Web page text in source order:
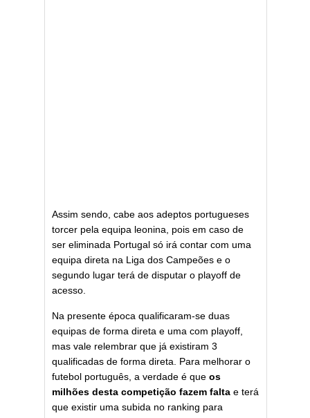
Assim sendo, cabe aos adeptos portugueses
torcer pela equipa leonina, pois em caso de
ser eliminada Portugal só irá contar com uma
equipa direta na Liga dos Campeões e o
segundo lugar terá de disputar o playoff de
acesso.
Na presente época qualificaram-se duas
equipas de forma direta e uma com playoff,
mas vale relembrar que já existiram 3
qualificadas de forma direta. Para melhorar o
futebol português, a verdade é que os
milhões desta competição fazem falta e terá
que existir uma subida no ranking para